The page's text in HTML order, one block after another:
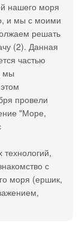
нашего моря
и мы с моими
решать
(2). Данная
частью
мы
провели
"Море,
с
моря (ершик,